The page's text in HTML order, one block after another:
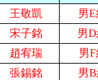
王敬凱
男
宋子銘
男
趙宥瑞
男
張錫銘
男